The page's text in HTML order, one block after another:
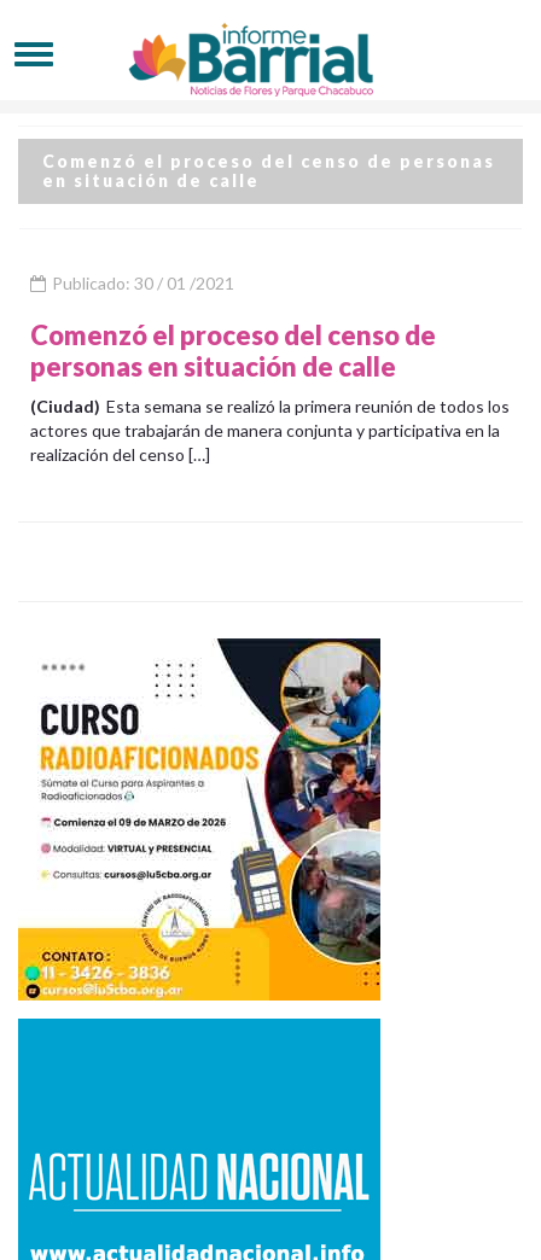
Comenzó el proceso del censo de personas
en situación de calle
Publicado: 30 / 01 /2021
Comenzó el proceso del censo de
personas en situación de calle
(Ciudad) Esta semana se realizó la primera reunión de todos los
actores que trabajarán de manera conjunta y participativa en la
realización del censo […]